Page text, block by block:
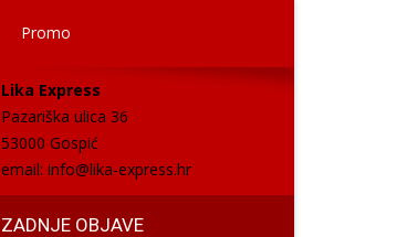
Promo
Lika Express
Pazariška ulica 36
53000 Gospić
email: info@lika-express.hr
ZADNJE OBJAVE